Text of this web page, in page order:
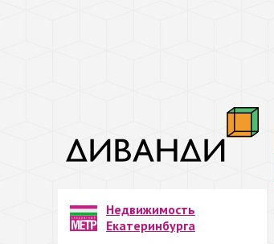
Недвижимость
Екатеринбурга